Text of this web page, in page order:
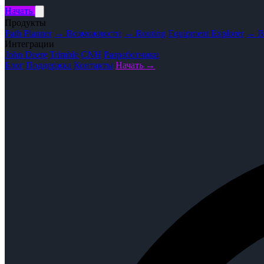
Начать
Продукты
Path Planner → Возможности → Routing Equipment Explorer →
Интеграции
John Deere Trimble CNH Разработчики
Блог Поддержка Контакты Начать →